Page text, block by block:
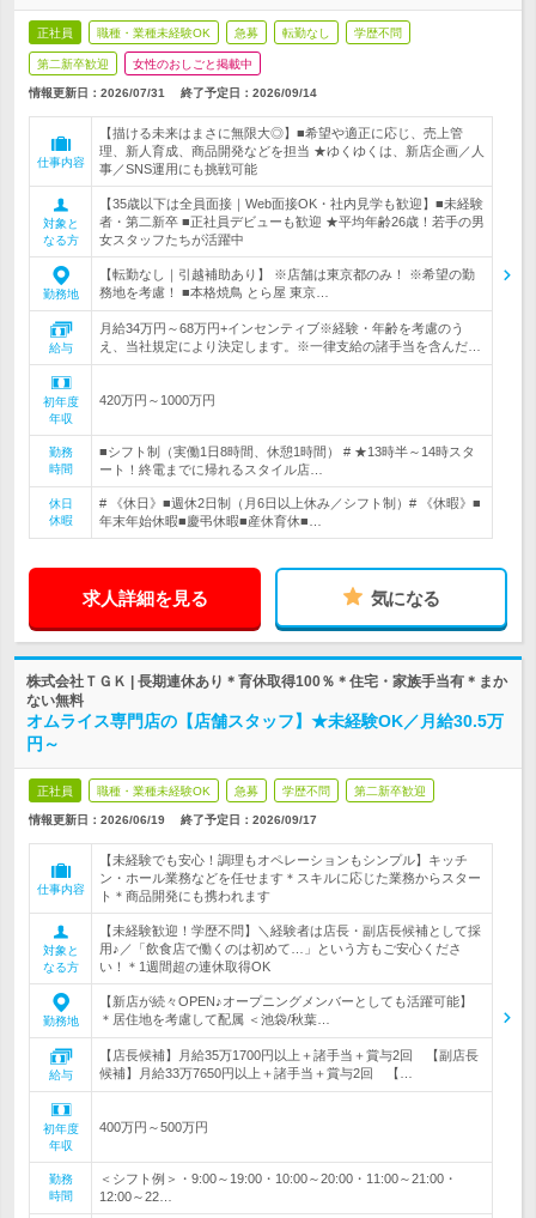
正社員 職種・業種未経験OK 急募 転勤なし 学歴不問
第二新卒歓迎 女性のおしごと掲載中
情報更新日：2026/07/31 終了予定日： 2026/09/14
仕事内容
【描ける未来はまさに無限大◎】■希望や適正に応じ、売上管
理、新人育成、商品開発などを担当 ★ゆくゆくは、新店企画／人
事／SNS運用にも挑戦可能
対象と
なる方
【35歳以下は全員面接｜Web面接OK・社内見学も歓迎】■未経験
者・第二新卒 ■正社員デビューも歓迎 ★平均年齢26歳！若手の男
女スタッフたちが活躍中
勤務地
【転勤なし｜引越補助あり】 ※店舗は東京都のみ！ ※希望の勤
務地を考慮！ ■本格焼鳥 とら屋 東京…
給与
月給34万円～68万円+インセンティブ※経験・年齢を考慮のう
え、当社規定により決定します。※一律支給の諸手当を含んだ…
初年度
年収
420万円～1000万円
勤務
時間
■シフト制（実働1日8時間、休憩1時間） # ★13時半～14時スタ
ート！終電までに帰れるスタイル店…
休日
休暇
# 《休日》■週休2日制（月6日以上休み／シフト制）# 《休暇》■
年末年始休暇■慶弔休暇■産休育休■…
求人詳細を見る 気になる
株式会社ＴＧＫ | 長期連休あり＊育休取得100％＊住宅・家族手当有＊まか
ない無料
オムライス専門店の【店舗スタッフ】★未経験OK／月給30.5万
円～
正社員 職種・業種未経験OK 急募 学歴不問 第二新卒歓迎
情報更新日：2026/06/19 終了予定日： 2026/09/17
仕事内容
【未経験でも安心！調理もオペレーションもシンプル】キッチ
ン・ホール業務などを任せます＊スキルに応じた業務からスター
ト＊商品開発にも携われます
対象と
なる方
【未経験歓迎！学歴不問】＼経験者は店長・副店長候補として採
用♪／「飲食店で働くのは初めて…」という方もご安心くださ
い！＊1週間超の連休取得OK
勤務地
【新店が続々OPEN♪オープニングメンバーとしても活躍可能】
＊居住地を考慮して配属 ＜池袋/秋葉…
給与
【店長候補】月給35万1700円以上＋諸手当＋賞与2回 【副店長
候補】月給33万7650円以上＋諸手当＋賞与2回 【…
初年度
年収
400万円～500万円
勤務
時間
＜シフト例＞・9:00～19:00・10:00～20:00・11:00～21:00・
12:00～22…